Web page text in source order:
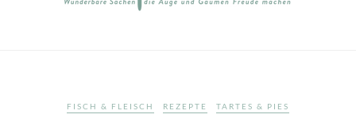
FISCH & FLEISCH REZEPTE TARTES & PIES